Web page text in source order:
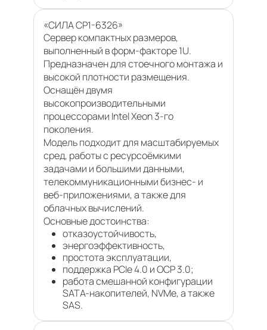
«СИЛА СР1-6326»
Сервер компактных размеров,
выполненный в форм-факторе 1U.
Предназначен для стоечного монтажа и
высокой плотности размещения.
Оснащён двумя
высокопроизводительными
процессорами Intel Xeon 3-го
поколения.
Модель подходит для масштабируемых
сред, работы с ресурсоёмкими
задачами и большими данными,
телекоммуникационными бизнес- и
веб-приложениями, а также для
облачных вычислений.
Основные достоинства:
отказоустойчивость,
энергоэффективность,
простота эксплуатации,
поддержка PCIe 4.0 и OCP 3.0;
работа смешанной конфигурации
SATA-накопителей, NVMe, а также
SAS.